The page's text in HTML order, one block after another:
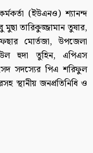
(ইউএনও) শ্যানন্দ
তারিকুজ্জামান তুষার,
মোর্তজা, উপজেলা
হুদা তুহিন, এপিএস
সদস্যের পিএ শরিফুল
স্থানীয় জনপ্রতিনিধি ও